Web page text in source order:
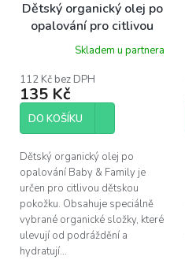
d
ů
Dětský organický olej po
opalování pro citlivou
pleť Baby & Family
Wooden Spoon 10 ml
vzorek
Skladem u partnera
112 Kč bez DPH
135 Kč
DO KOŠÍKU
Dětský organický olej po
opalování Baby & Family je
určen pro citlivou dětskou
pokožku. Obsahuje speciálně
vybrané organické složky, které
ulevují od podráždění a
hydratují...